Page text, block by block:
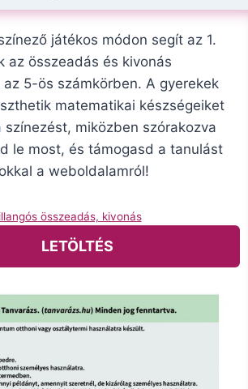
játékos módon segít az 1.
az összeadás és kivonás
5-ös számkörben. A gyerekek
matematikai készségeiket
színezést, miközben szórakozva
le most, és támogasd a tanulást
a weboldalamról!
összeadás, kivonás
LETÖLTÉS